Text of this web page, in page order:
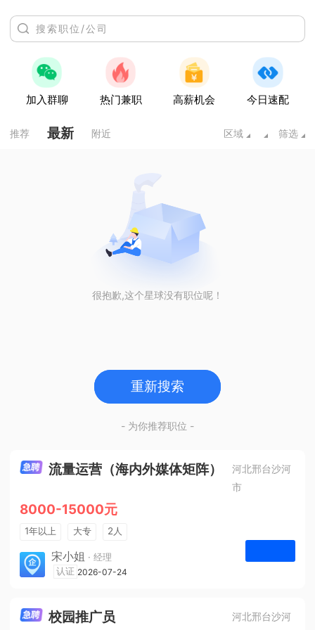
加入群聊 热门兼职 高薪机会 今日速配
推荐 最新 附近 区域 筛选
很抱歉,这个星球没有职位呢！
重新搜索
- 为你推荐职位 -
流量运营（海内外媒体矩阵）
河北邢台沙河
市
8000-15000元
1年以上 大专
2人
法定节假日
宋小姐 · 经理
河北众杰网络科技有限公司
认证 2026-07-24
校园推广员
河北邢台沙河